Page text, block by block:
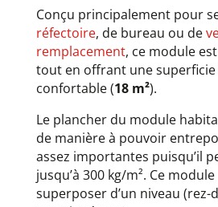
Conçu principalement pour
réfectoire, de bureau ou de
remplacement, ce module
tout en offrant une
confortable (18 m²).
Le plancher du module
de manière à pouvoir
assez importantes puisqu’il
jusqu’à 300 kg/m². Ce
superposer d’un niveau (rez-